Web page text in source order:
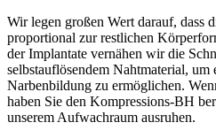
Wir legen großen Wert darauf, dass
proportional zur restlichen
der Implantate vernähen wir die
selbstauflösendem Nahtmaterial,
Narbenbildung zu ermöglichen.
haben Sie den Kompressions-BH
unserem Aufwachraum ausruhen.